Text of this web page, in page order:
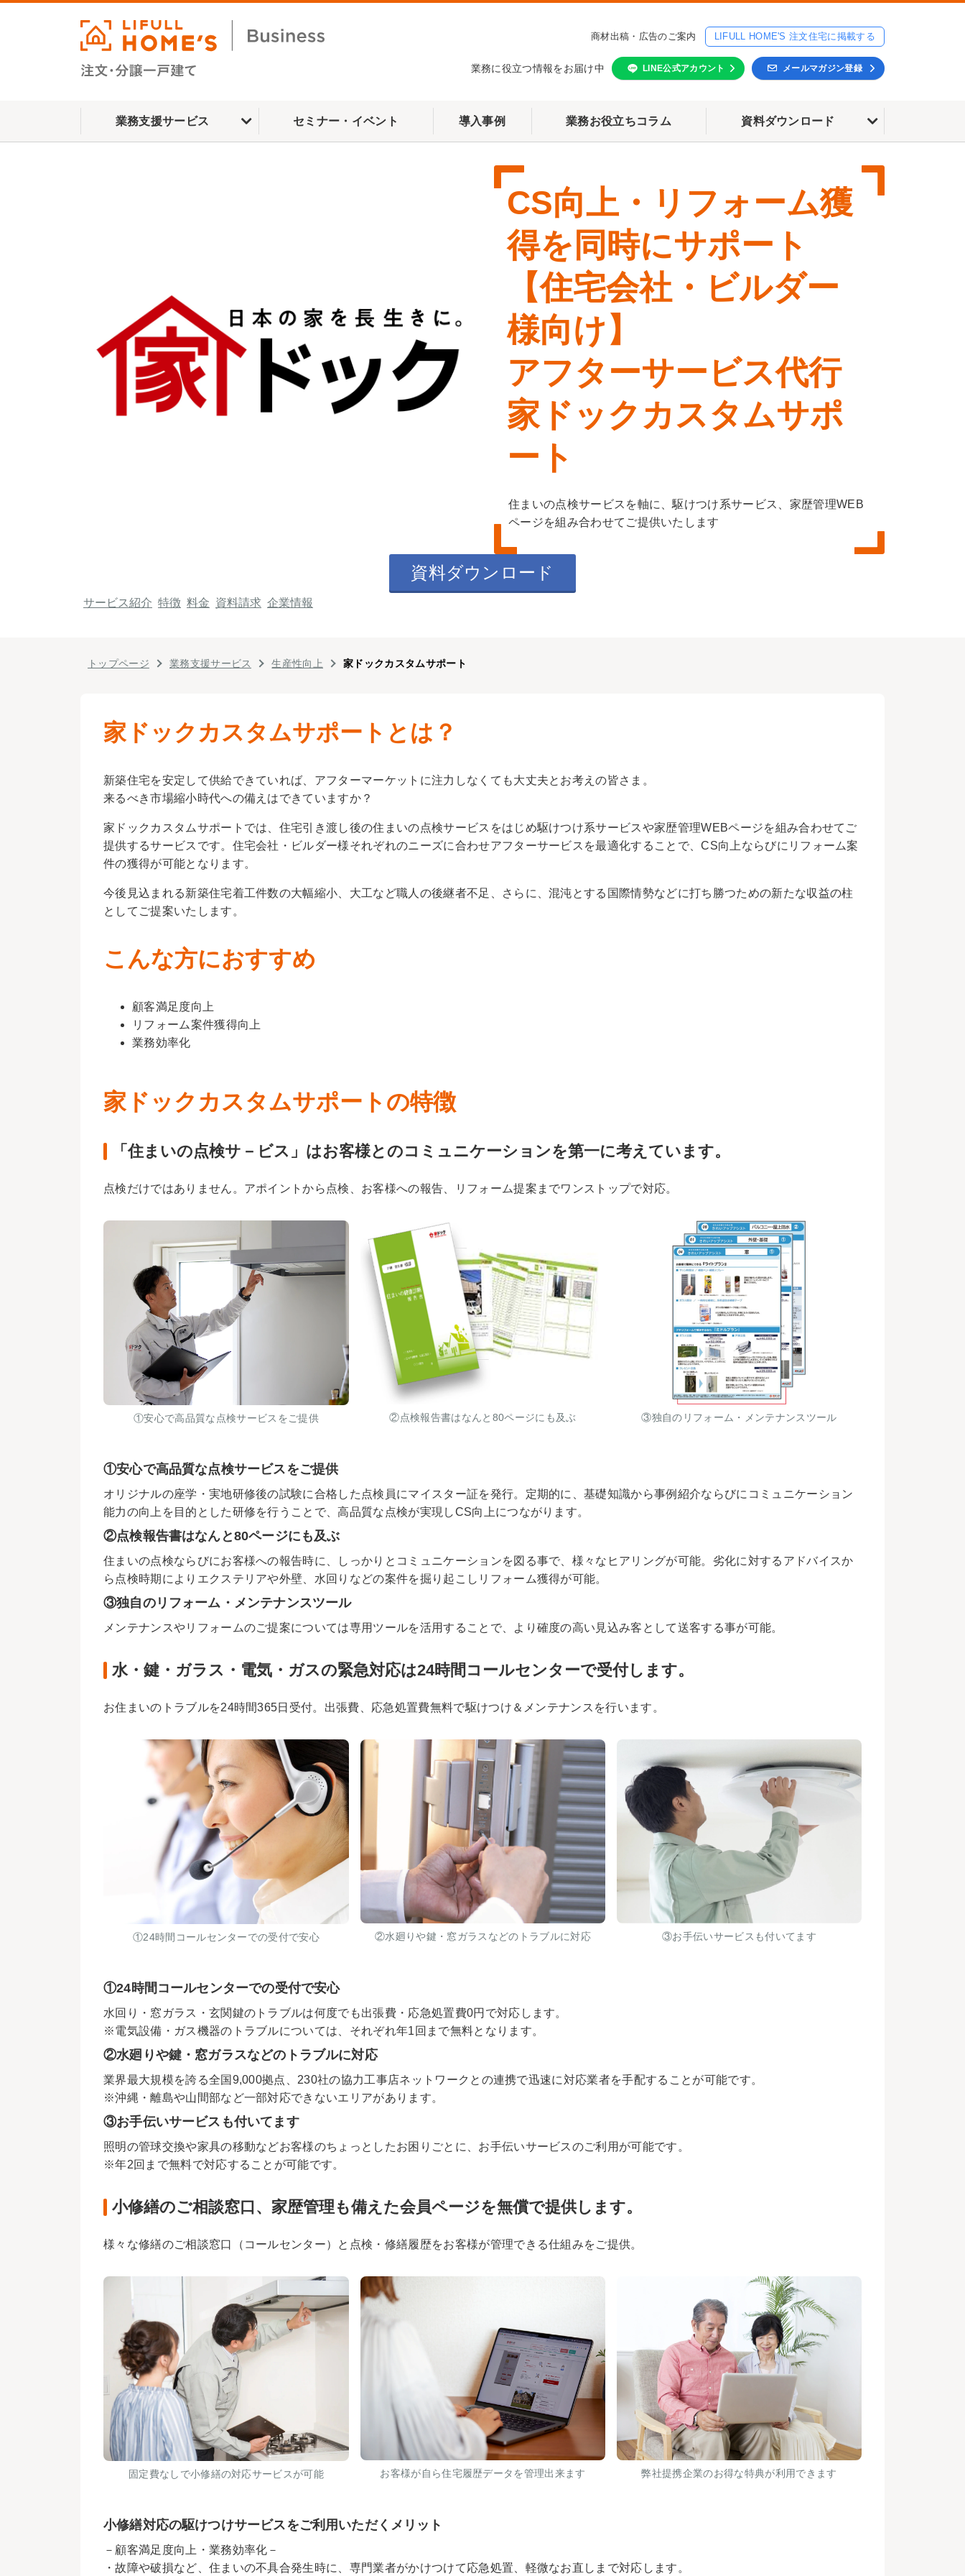
商材出稿・広告のご案内 LIFULL HOME'S 注文住宅に掲載する
業務に役立つ情報をお届け中 LINE公式アカウント メールマガジン登録
業務支援サービス セミナー・イベント 導入事例 業務お役立ちコラム 資料ダウンロード
CS向上・リフォーム獲
得を同時にサポート
【住宅会社・ビルダー
様向け】
アフターサービス代行
家ドックカスタムサポ
ート
住まいの点検サービスを軸に、駆けつけ系サービス、家歴管理WEB
ページを組み合わせてご提供いたします
資料ダウンロード
サービス紹介 特徴 料金 資料請求 企業情報
トップページ 業務支援サービス 生産性向上 家ドックカスタムサポート
家ドックカスタムサポートとは？
新築住宅を安定して供給できていれば、アフターマーケットに注力しなくても大丈夫とお考えの皆さま。
来るべき市場縮小時代への備えはできていますか？
家ドックカスタムサポートでは、住宅引き渡し後の住まいの点検サービスをはじめ駆けつけ系サービスや家歴管理WEBページを組み合わせてご
提供するサービスです。住宅会社・ビルダー様それぞれのニーズに合わせアフターサービスを最適化することで、CS向上ならびにリフォーム案
件の獲得が可能となります。
今後見込まれる新築住宅着工件数の大幅縮小、大工など職人の後継者不足、さらに、混沌とする国際情勢などに打ち勝つための新たな収益の柱
としてご提案いたします。
こんな方におすすめ
顧客満足度向上
リフォーム案件獲得向上
業務効率化
家ドックカスタムサポートの特徴
「住まいの点検サ－ビス」はお客様とのコミュニケーションを第一に考えています。
点検だけではありません。アポイントから点検、お客様への報告、リフォーム提案までワンストップで対応。
①安心で高品質な点検サービスをご提供 ②点検報告書はなんと80ページにも及ぶ ③独自のリフォーム・メンテナンスツール
①安心で高品質な点検サービスをご提供
オリジナルの座学・実地研修後の試験に合格した点検員にマイスター証を発行。定期的に、基礎知識から事例紹介ならびにコミュニケーション
能力の向上を目的とした研修を行うことで、高品質な点検が実現しCS向上につながります。
②点検報告書はなんと80ページにも及ぶ
住まいの点検ならびにお客様への報告時に、しっかりとコミュニケーションを図る事で、様々なヒアリングが可能。劣化に対するアドバイスか
ら点検時期によりエクステリアや外壁、水回りなどの案件を掘り起こしリフォーム獲得が可能。
③独自のリフォーム・メンテナンスツール
メンテナンスやリフォームのご提案については専用ツールを活用することで、より確度の高い見込み客として送客する事が可能。
水・鍵・ガラス・電気・ガスの緊急対応は24時間コールセンターで受付します。
お住まいのトラブルを24時間365日受付。出張費、応急処置費無料で駆けつけ＆メンテナンスを行います。
①24時間コールセンターでの受付で安心 ②水廻りや鍵・窓ガラスなどのトラブルに対応 ③お手伝いサービスも付いてます
①24時間コールセンターでの受付で安心
水回り・窓ガラス・玄関鍵のトラブルは何度でも出張費・応急処置費0円で対応します。
※電気設備・ガス機器のトラブルについては、それぞれ年1回まで無料となります。
②水廻りや鍵・窓ガラスなどのトラブルに対応
業界最大規模を誇る全国9,000拠点、230社の協力工事店ネットワークとの連携で迅速に対応業者を手配することが可能です。
※沖縄・離島や山間部など一部対応できないエリアがあります。
③お手伝いサービスも付いてます
照明の管球交換や家具の移動などお客様のちょっとしたお困りごとに、お手伝いサービスのご利用が可能です。
※年2回まで無料で対応することが可能です。
小修繕のご相談窓口、家歴管理も備えた会員ページを無償で提供します。
様々な修繕のご相談窓口（コールセンター）と点検・修繕履歴をお客様が管理できる仕組みをご提供。
固定費なしで小修繕の対応サービスが可能 お客様が自ら住宅履歴データを管理出来ます 弊社提携企業のお得な特典が利用できます
小修繕対応の駆けつけサービスをご利用いただくメリット
－顧客満足度向上・業務効率化－
・故障や破損など、住まいの不具合発生時に、専門業者がかけつけて応急処置、軽微なお直しまで対応します。